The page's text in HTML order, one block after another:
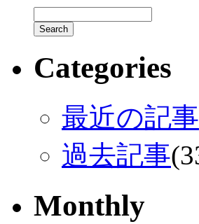
Categories
最近の記事
過去記事
Monthly